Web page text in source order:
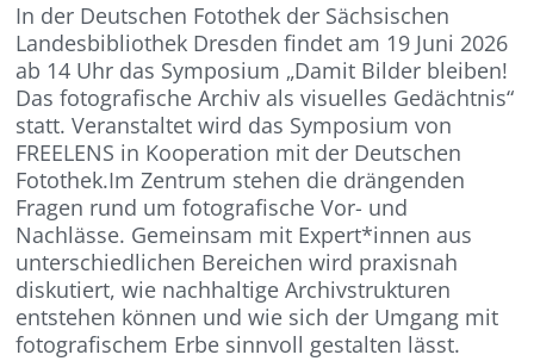
In der Deutschen Fotothek der Sächsischen
Landesbibliothek Dresden findet am 19 Juni 2026
ab 14 Uhr das Symposium „Damit Bilder bleiben!
Das fotografische Archiv als visuelles Gedächtnis“
statt. Veranstaltet wird das Symposium von
FREELENS in Kooperation mit der Deutschen
Fotothek.Im Zentrum stehen die drängenden
Fragen rund um fotografische Vor- und
Nachlässe. Gemeinsam mit Expert*innen aus
unterschiedlichen Bereichen wird praxisnah
diskutiert, wie nachhaltige Archivstrukturen
entstehen können und wie sich der Umgang mit
fotografischem Erbe sinnvoll gestalten lässt.